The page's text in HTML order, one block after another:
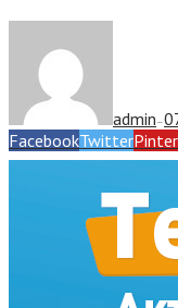
admin —
FacebookTwitter